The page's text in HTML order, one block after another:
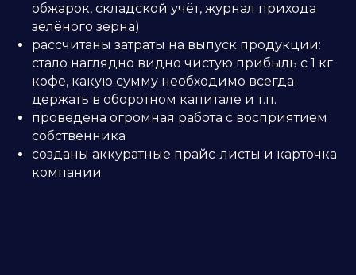
обжарок, складской учёт, журнал прихода
зелёного зерна)
рассчитаны затраты на выпуск продукции:
стало наглядно видно чистую прибыль с 1 кг
кофе, какую сумму необходимо всегда
держать в оборотном капитале и т.п.
проведена огромная работа с восприятием
собственника
созданы аккуратные прайс-листы и карточка
компании